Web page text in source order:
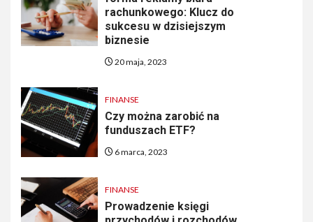
rachunkowego: Klucz do
sukcesu w dzisiejszym
biznesie
20 maja, 2023
FINANSE
Czy można zarobić na
funduszach ETF?
6 marca, 2023
FINANSE
Prowadzenie księgi